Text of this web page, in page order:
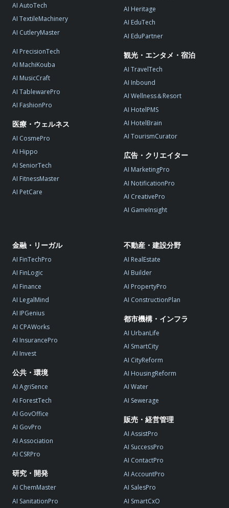
AI AutoTech
AI TextileMachinery
AI CutleryMaster
AI PrecisionTech
AI MachiKouba
AI MusicCraft
AI TablewarePro
AI FashionPro
医療・ウェルネス
AI CosmePro
AI Hippo
AI SeniorTech
AI FitnessMaster
AI PetCare
AI Heritage
AI EduTech
AI EduPartner
観光・エンタメ・宿泊
AI TravelTech
AI Inbound
AI Wellness＆Resort
AI HotelPMS
AI HotelBrain
AI TourismCurator
広告・クリエイター
AI MarketingPro
AI NotificationPro
AI CreativePro
AI GameInsight
金融・リーガル
AI FinTechPro
AI FinLogic
AI Finance
AI LegalMind
AI IPGenius
AI CPAWorks
AI InsurancePro
AI Invest
公共・環境
AI AgriSence
AI ForestTech
AI GovOffice
AI GovPro
AI Association
AI CSRPro
研究・開発
AI ChemMaster
AI SanitationPro
不動産・建設分野
AI RealEstate
AI Builder
AI PropertyPro
AI ConstructionPlan
都市機構・インフラ
AI UrbanLife
AI SmartCity
AI CityReform
AI HousingReform
AI Water
AI Sewerage
販売・経営管理
AI AssistPro
AI SuccessPro
AI ContactPro
AI AccountPro
AI SalesPro
AI SmartCxO